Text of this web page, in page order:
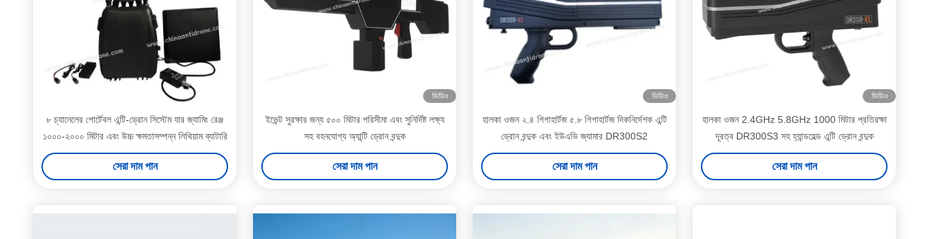
৮ চ্যানেলের পোর্টেবল এন্টি-ড্রোন সিস্টেম যার জ্যামিং রেঞ্জ
১০০০-২০০০ মিটার এবং উচ্চ ক্ষমতাসম্পন্ন লিথিয়াম ব্যাটারি
সেরা দাম পান
ভিডিও
ইভেন্ট সুরক্ষার জন্য ৫০০ মিটার পরিসীমা এবং সুনির্দিষ্ট লক্ষ্য
সহ বহনযোগ্য অ্যান্টি ড্রোন বন্দুক
সেরা দাম পান
ভিডিও
হালকা ওজন ২.৪ গিগাহার্টজ ৫.৮ গিগাহার্টজ দিকনির্দেশক এন্টি
ড্রোন বন্দুক এবং ইউএভি জ্যামার DR300S2
সেরা দাম পান
ভিডিও
হালকা ওজন 2.4GHz 5.8GHz 1000 মিটার প্রতিরক্ষা
দূরত্ব DR300S3 সহ হ্যান্ডহেল্ড এন্টি ড্রোন বন্দুক
সেরা দাম পান